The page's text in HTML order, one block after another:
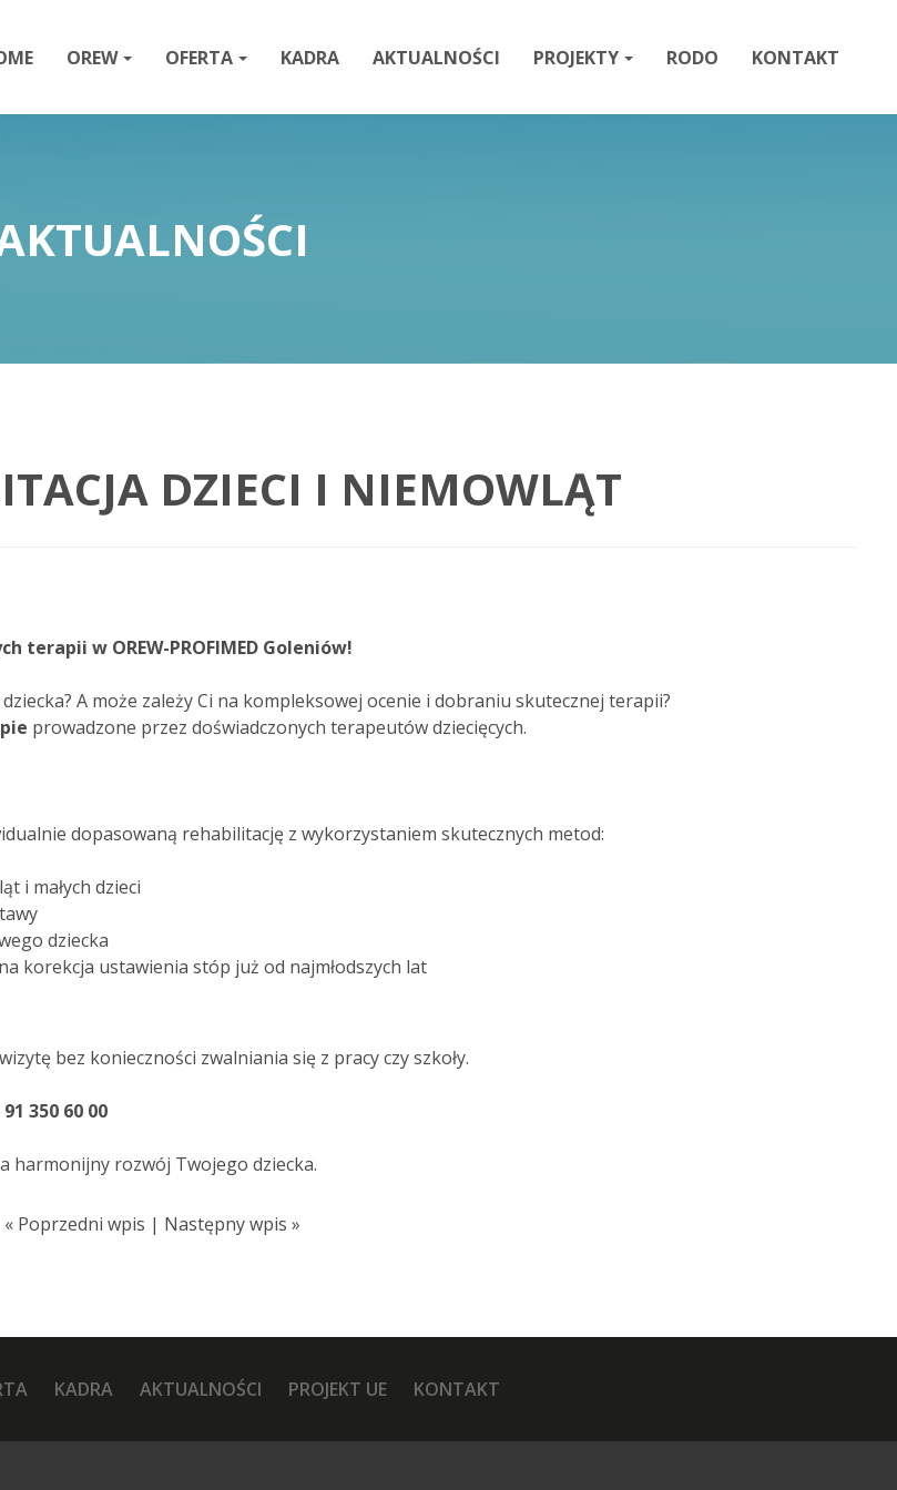
OREW OFERTA KADRA AKTUALNOŚCI PROJEKTY RODO KONTAKT
DZIECI I NIEMOWLĄT
w OREW-PROFIMED Goleniów!
A może zależy Ci na kompleksowej ocenie i dobraniu skutecznej terapii?
prowadzone przez doświadczonych terapeutów dziecięcych.
dopasowaną rehabilitację z wykorzystaniem skutecznych metod:
i małych dzieci
dziecka
korekcja ustawienia stóp już od najmłodszych lat
bez konieczności zwalniania się z pracy czy szkoły.
350 60 00
harmonijny rozwój Twojego dziecka.
« Poprzedni wpis | Następny wpis »
KADRA AKTUALNOŚCI PROJEKT UE KONTAKT